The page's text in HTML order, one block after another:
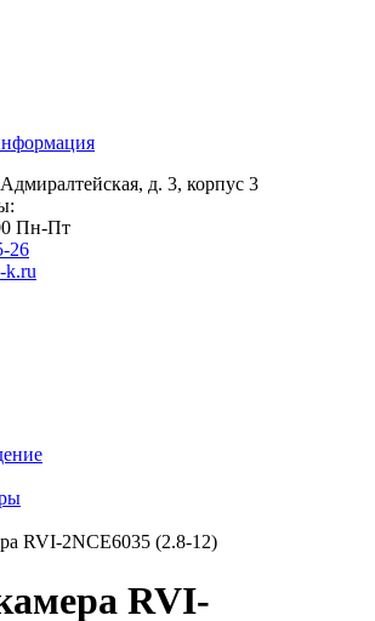
д. 3, корпус 3
Пн-Пт
26
k.ru
RVI-2NCE6035 (2.8-12)
RVI-